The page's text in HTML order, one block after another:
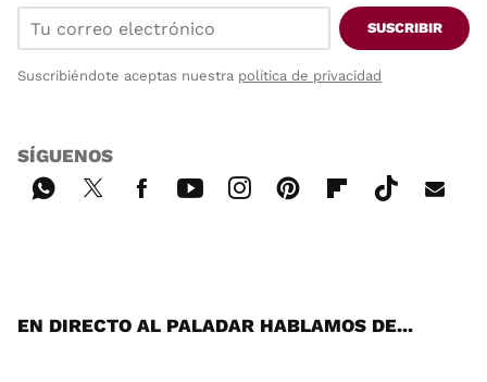
SUSCRIBIR
Suscribiéndote aceptas nuestra política de privacidad
SÍGUENOS
EN DIRECTO AL PALADAR HABLAMOS DE...